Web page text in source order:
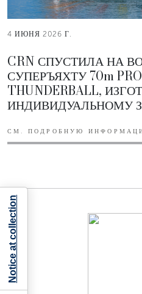
4 ИЮНЯ 2026 Г.
CRN СПУСТИЛА НА
СУПЕРЪЯХТУ 70m
THUNDERBALL,
ИНДИВИДУАЛЬНОМУ
СМ. ПОДРОБНУЮ
Notice at collection